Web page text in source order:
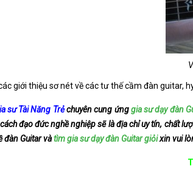
giới thiệu sơ nét về các tư thế cầm đàn guitar,
sư Tài Năng Trẻchuyên cung ứnggia sư dạy đàn
đạo đức nghề nghiệp sẽ là địa chỉ uy tín, chất
đàn Guitar vàtìm gia sư dạy đàn Guitar giỏixin vui